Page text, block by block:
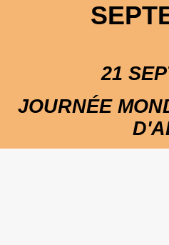
21
JOURNÉE